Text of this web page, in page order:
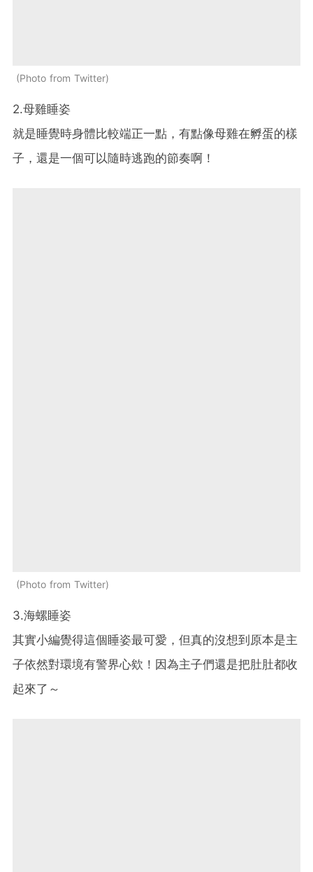
Photo from Twitter
2.母雞睡姿
就是睡覺時身體比較端正一點，有點像母雞在孵蛋的樣
子，還是一個可以隨時逃跑的節奏啊！
Photo from Twitter
3.海螺睡姿
其實小編覺得這個睡姿最可愛，但真的沒想到原本是主
子依然對環境有警界心欸！因為主子們還是把肚肚都收
起來了～